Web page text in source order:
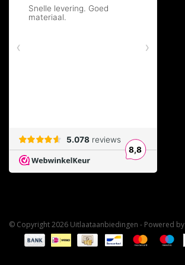
Peugeot 2008 MPV 1.6 BlueHDI 120
2015 t/n 2019)
2019)
2019)
Peugeot 301 Sedan 1.6 BlueHDI 100
2014 t/m ->)
1611700000
© Copyright 2026 Uitlaataanbiedingen - Powered by